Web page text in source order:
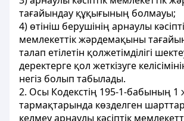
тағайындау құқығының болмауы;
4) өтініш берушінің арнаулы
мемлекеттік жәрдемақыны
талап етілетін қолжетімділігі
деректерге қол жеткізуге
негіз болып табылады.
2. Осы Кодекстің 195-1-бабының 1
тармақтарында көзделген
келмеу арнаулы кәсіптік